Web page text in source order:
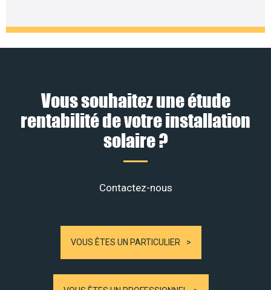
Vous souhaitez une étude
rentabilité de votre installation
solaire ?
Contactez-nous
VOUS ÊTES UN PARTICULIER